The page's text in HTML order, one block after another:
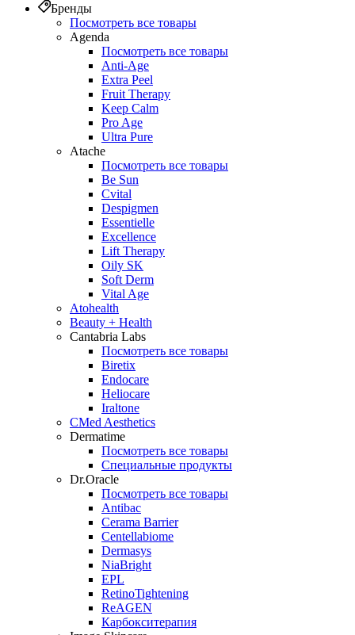
Бренды
Посмотреть все товары
Agenda
Посмотреть все товары
Anti‑Age
Extra Peel
Fruit Therapy
Keep Calm
Pro Age
Ultra Pure
Atache
Посмотреть все товары
Be Sun
Cvital
Despigmen
Essentielle
Excellence
Lift Therapy
Oily SK
Soft Derm
Vital Age
Atohealth
Beauty + Health
Cantabria Labs
Посмотреть все товары
Biretix
Endocare
Heliocare
Iraltone
CMed Aesthetics
Dermatime
Посмотреть все товары
Специальные продукты
Dr.Oracle
Посмотреть все товары
Antibac
Cerama Barrier
Centellabiome
Dermasys
NiaBright
EPL
RetinoTightening
ReAGEN
Карбокситерапия